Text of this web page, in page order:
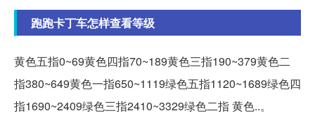
跑跑卡丁车怎样查看等级
黄色五指0~69黄色四指70~189黄色三指190~379黄色二
指380~649黄色一指650~1119绿色五指1120~1689绿色四
指1690~2409绿色三指2410~3329绿色二指 黄色..。